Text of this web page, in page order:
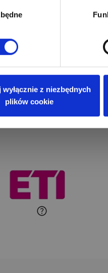
wyłącznie z niezbędnych
plików cookie
działa